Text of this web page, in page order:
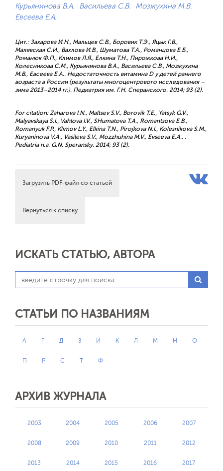
Курьянинова В.А.
Васильева С.В.
Мозжухина М.В.
Евсеева Е.А.
Цит.: Захарова И.Н., Мальцев С.В., Боровик Т.Э., Яцык Г.В.,
Малявская С.И., Вахлова И.В., Шуматова Т.А., Романцова Е.Б.,
Романюк Ф.П., Климов Л.Я., Елкина Т.Н., Пирожкова Н.И.,
Колесникова С.М., Курьянинова В.А., Васильева С.В., Мозжухина
М.В., Евсеева Е.А.. Недостаточность витамина D у детей раннего
возраста в России (результаты многоцентрового исследования –
зима 2013–2014 гг.). Педиатрия им. Г.Н. Сперанского. 2014; 93 (2).
For citation: Zaharova I.N., Maltsev S.V., Borovik T.E., Yatsyk G.V.,
Malyavskaya S.I., Vahlova I.V., SHumatova T.A., Romantsova E.B.,
Romanyuk F.P., Klimov L.Y., Elkina T.N., Pirojkova N.I., Kolesnikova S.M.,
Kuryaninova V.A., Vasileva S.V., Mozzhuhina M.V., Evseeva E.A.. .
Pediatria n.a. G.N. Speransky. 2014; 93 (2).
Загрузить PDF-файл со статьей
Вернуться к списку
ИСКАТЬ СТАТЬЮ, АВТОРА
СТАТЬИ ПО НАЗВАНИЯМ
А Г Д З И К Л М Н О
П Р С Т Ф
АРХИВ ЖУРНАЛА
2003 2004 2005 2006 2007
2008 2009 2010 2011 2012
2013 2014 2015 2016 2017